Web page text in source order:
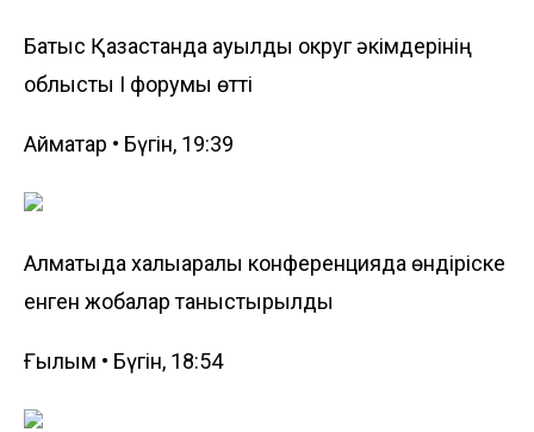
Батыс Қазақстанда ауылдық округ әкімдерінің
облыстық I форумы өтті
Аймақтар • Бүгін, 19:39
Алматыда халықаралық конференцияда өндіріске
енген жобалар таныстырылды
Ғылым • Бүгін, 18:54